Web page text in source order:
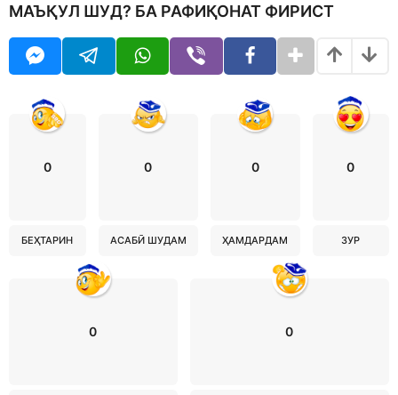
МАЪҚУЛ ШУД? БА РАФИҚОНАТ ФИРИСТ
0
БЕҲТАРИН
0
АСАБӢ ШУДАМ
0
ҲАМДАРДАМ
0
ЗУР
0 0